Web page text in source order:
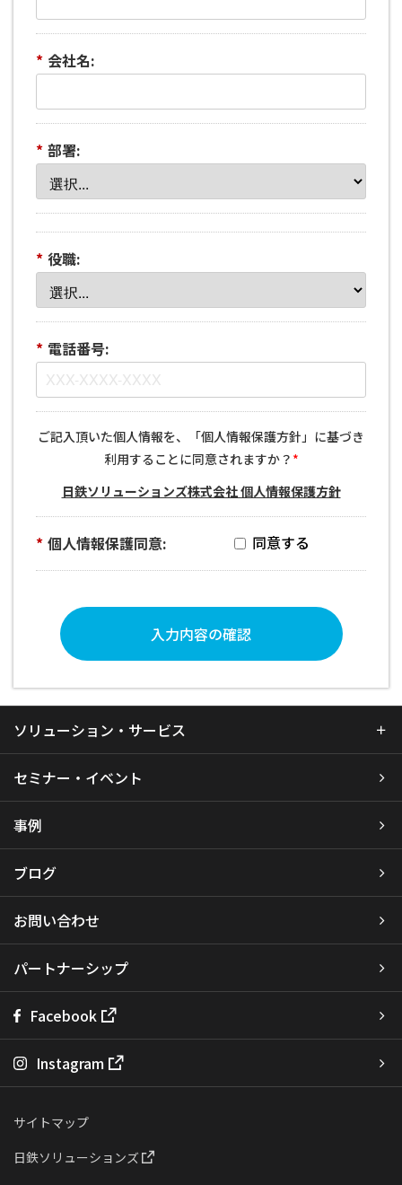
* 会社名:
* 部署:
* 役職:
* 電話番号:
ご記入頂いた個人情報を、「個人情報保護方針」に基づき
利用することに同意されますか？ *
日鉄ソリューションズ株式会社 個人情報保護方針
* 個人情報保護同意:
入力内容の確認
ソリューション・サービス
セミナー・イベント
事例
ブログ
お問い合わせ
パートナーシップ
Facebook
Instagram
サイトマップ
日鉄ソリューションズ